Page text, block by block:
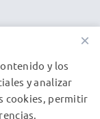
en
×
y los
y analizar
cookies, permitir